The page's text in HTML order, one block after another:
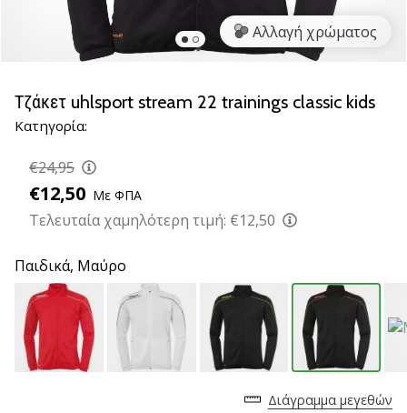
παπούτσια
handball
Accelerate
NITRO
SQD
Ανακάλυψε
τις
τεχνικές
και
μάθε
αν
αξίζει…
25. 11. 2024
Αλλαγή χρώματος
Τζάκετ uhlsport stream 22 trainings classic kids
Κατηγορία:
€24,95
€12,50 Με ΦΠΑ
Τελευταία χαμηλότερη τιμή: €12,50
Παιδικά, Μαύρο
Διάγραμμα μεγεθών